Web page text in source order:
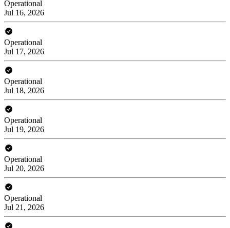
Operational
Jul 16, 2026
Operational
Jul 17, 2026
Operational
Jul 18, 2026
Operational
Jul 19, 2026
Operational
Jul 20, 2026
Operational
Jul 21, 2026